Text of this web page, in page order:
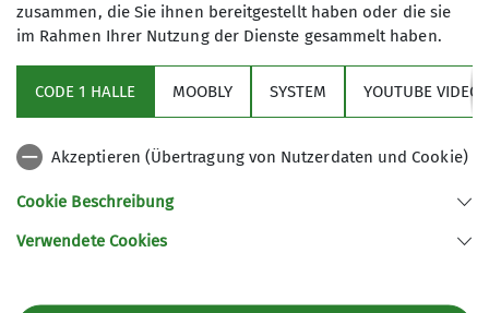
67227 Frankenthal
Sektionsarchiv
Artikel Archiv
67227 Frankenthal
zusammen, die Sie ihnen bereitgestellt haben oder die sie
im Rahmen Ihrer Nutzung der Dienste gesammelt haben.
CODE 1 HALLE MOOBLY SYSTEM YOUTUBE VIDEOS
Akzeptieren (Übertragung von Nutzerdaten und Cookie)
Cookie Beschreibung
Verwendete Cookies